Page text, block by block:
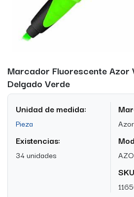
Marcador Fluorescente Azor
Delgado Verde
Unidad de medida:
Pieza
Existencias:
34 unidades
Azor